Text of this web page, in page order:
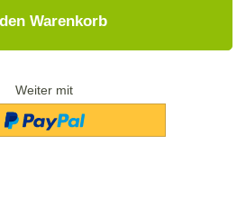
den Warenkorb
Weiter mit